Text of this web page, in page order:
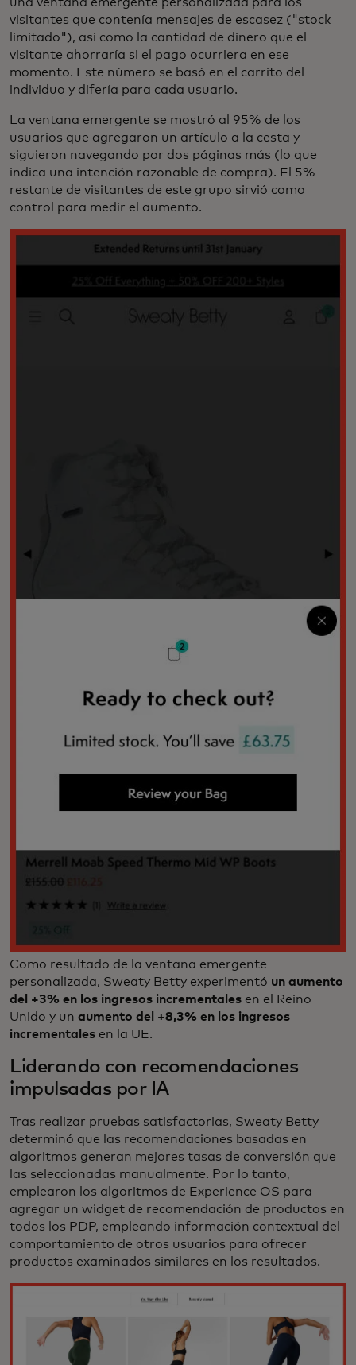
una ventana emergente personalizada para los
visitantes que contenía mensajes de escasez ("stock
limitado"), así como la cantidad de dinero que el
visitante ahorraría si el pago ocurriera en ese
momento. Este número se basó en el carrito del
individuo y difería para cada usuario.
La ventana emergente se mostró al 95% de los
usuarios que agregaron un artículo a la cesta y
siguieron navegando por dos páginas más (lo que
indica una intención razonable de compra). El 5%
restante de visitantes de este grupo sirvió como
control para medir el aumento.
Como resultado de la ventana emergente
personalizada, Sweaty Betty experimentó un aumento
del +3% en los ingresos incrementales en el Reino
Unido y un aumento del +8,3% en los ingresos
incrementales en la UE.
Liderando con recomendaciones
impulsadas por IA
Tras realizar pruebas satisfactorias, Sweaty Betty
determinó que las recomendaciones basadas en
algoritmos generan mejores tasas de conversión que
las seleccionadas manualmente. Por lo tanto,
emplearon los algoritmos de Experience OS para
agregar un widget de recomendación de productos en
todos los PDP, empleando información contextual del
comportamiento de otros usuarios para ofrecer
productos examinados similares en los resultados.